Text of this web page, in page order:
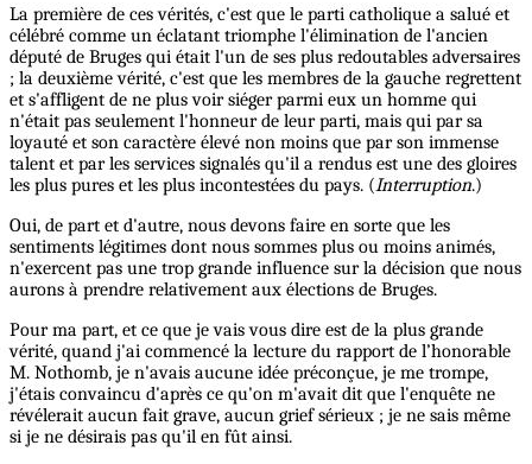
La première de ces vérités, c'est que le parti catholique a salué et
célébré comme un éclatant triomphe l'élimination de l'ancien
député de Bruges qui était l'un de ses plus redoutables adversaires
; la deuxième vérité, c'est que les membres de la gauche regrettent
et s'affligent de ne plus voir siéger parmi eux un homme qui
n'était pas seulement l'honneur de leur parti, mais qui par sa
loyauté et son caractère élevé non moins que par son immense
talent et par les services signalés qu'il a rendus est une des gloires
les plus pures et les plus incontestées du pays. (Interruption.)
Oui, de part et d'autre, nous devons faire en sorte que les
sentiments légitimes dont nous sommes plus ou moins animés,
n'exercent pas une trop grande influence sur la décision que nous
aurons à prendre relativement aux élections de Bruges.
Pour ma part, et ce que je vais vous dire est de la plus grande
vérité, quand j'ai commencé la lecture du rapport de l’honorable
M. Nothomb, je n'avais aucune idée préconçue, je me trompe,
j'étais convaincu d'après ce qu'on m'avait dit que l'enquête ne
révélerait aucun fait grave, aucun grief sérieux ; je ne sais même
si je ne désirais pas qu'il en fût ainsi.